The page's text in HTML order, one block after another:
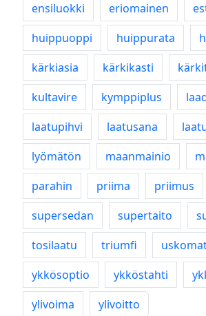
ensiluokki
eriomainen
huippuoppi
huippurata
kärkiasia
kärkikasti
kultavire
kymppiplus
laatupihvi
laatusana
lyömätön
maanmainio
parahin
priima priimus
supersedan
supertaito
tosilaatu
triumfi
ykkösoptio
ykköstahti
ylivoima
ylivoitto